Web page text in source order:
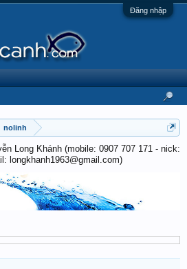
Đăng nhập
nolinh
Long Khánh (mobile: 0907 707 171 - nick:
longkhanh1963@gmail.com)